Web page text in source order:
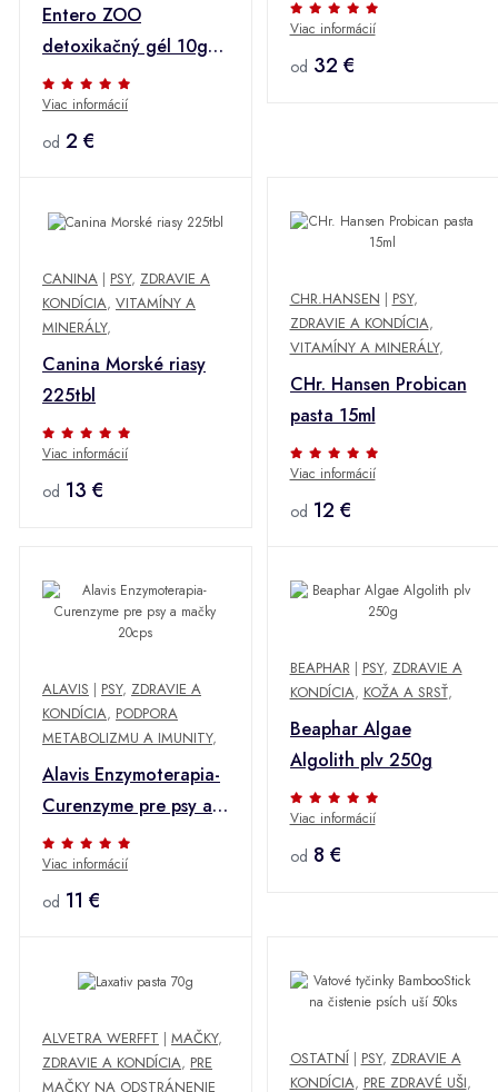
Entero ZOO
detoxikačný gél 10g +
Množstevná zľava
Viac informácií
od 2 €
Viac informácií
od 32 €
CANINA | PSY, ZDRAVIE A
KONDÍCIA, VITAMÍNY A
MINERÁLY,
Canina Morské riasy
225tbl
Viac informácií
od 13 €
CHR.HANSEN | PSY,
ZDRAVIE A KONDÍCIA,
VITAMÍNY A MINERÁLY,
CHr. Hansen Probican
pasta 15ml
Viac informácií
od 12 €
ALAVIS | PSY, ZDRAVIE A
KONDÍCIA, PODPORA
METABOLIZMU A IMUNITY,
Alavis Enzymoterapia-
Curenzyme pre psy a
mačky 20cps
Viac informácií
od 11 €
BEAPHAR| PSY, ZDRAVIE A
KONDÍCIA, KOŽA A SRSŤ,
Beaphar Algae
Algolith plv 250g
Viac informácií
od 8 €
ALVETRA WERFFT | MAČKY,
ZDRAVIE A KONDÍCIA, PRE
MAČKY NA ODSTRÁNENIE
OSTATNÍ| PSY, ZDRAVIE A
KONDÍCIA, PRE ZDRAVÉ UŠI,